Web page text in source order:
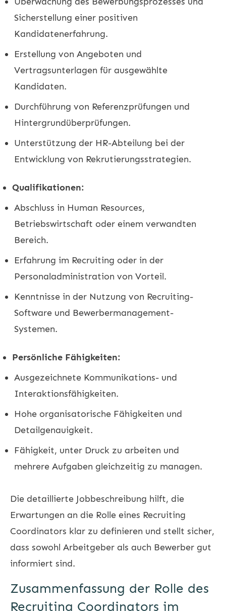
Sicherstellung einer positiven
Kandidatenerfahrung.
Erstellung von Angeboten und
Vertragsunterlagen für ausgewählte
Kandidaten.
Durchführung von Referenzprüfungen und
Hintergrundüberprüfungen.
Unterstützung der HR-Abteilung bei der
Entwicklung von Rekrutierungsstrategien.
Qualifikationen:
Abschluss in Human Resources,
Betriebswirtschaft oder einem verwandten
Bereich.
Erfahrung im Recruiting oder in der
Personaladministration von Vorteil.
Kenntnisse in der Nutzung von Recruiting-
Software und Bewerbermanagement-
Systemen.
Persönliche Fähigkeiten:
Ausgezeichnete Kommunikations- und
Interaktionsfähigkeiten.
Hohe organisatorische Fähigkeiten und
Detailgenauigkeit.
Fähigkeit, unter Druck zu arbeiten und
mehrere Aufgaben gleichzeitig zu managen.
Die detaillierte Jobbeschreibung hilft, die
Erwartungen an die Rolle eines Recruiting
Coordinators klar zu definieren und stellt sicher,
dass sowohl Arbeitgeber als auch Bewerber gut
informiert sind.
Zusammenfassung der Rolle des
Recruiting Coordinators im